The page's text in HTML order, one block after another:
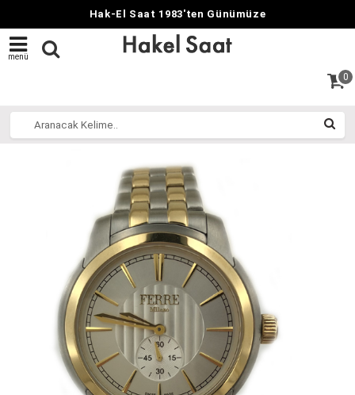
Hak-El Saat 1983'ten Günümüze
menü
0